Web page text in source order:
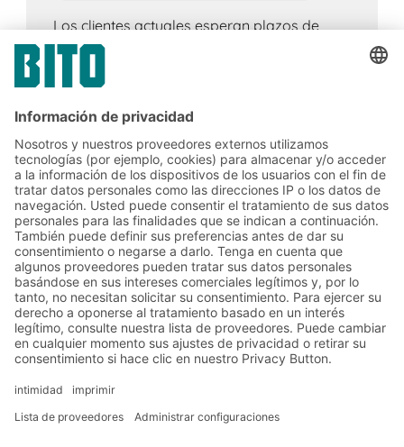
Los clientes actuales esperan plazos de
entrega cortos, alta disponibilidad y
representa un claro desafío para el
comercio minorista, el comercio electrónico
más cerca de donde se necesitan.
Soluciones
Soluciones intralogísticas